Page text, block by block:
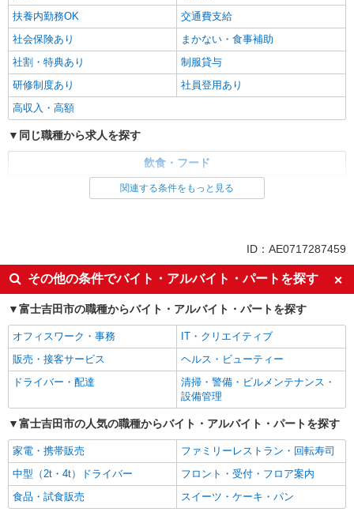
扶養内勤務OK
交通費支給
社会保険あり
まかない・食事補助
社割・特典あり
制服貸与
研修制度あり
社員登用あり
高収入・高額
同じ職種から求人を探す
飲食・フード
ファストフード・デリ
調理・調理補助・調理師
ミドル（40代～）活躍中
週2～3日勤務OK
短時間勤務（1日4h以内）OK
深夜
車通勤OK
扶養内勤務OK
交通費支給
社会保険あり
まかない・食事補助
社員登用あり
関連する条件をもっと見る
ID：AE0717287459
その他の条件でバイト・アルバイト・パートを探す
富士吉田市の職種からバイト・アルバイト・パートを探す
オフィスワーク・事務
IT・クリエイティブ
販売・接客サービス
ヘルス・ビューティー
ドライバー・配達
清掃・警備・ビルメンテナンス・
設備管理
富士吉田市の人気の職種からバイト・アルバイト・パートを探す
家電・携帯販売
ファミリーレストラン・回転寿司
中型（2t・4t）ドライバー
フロント・受付・フロア案内
食品・試食販売
スイーツ・ケーキ・パン